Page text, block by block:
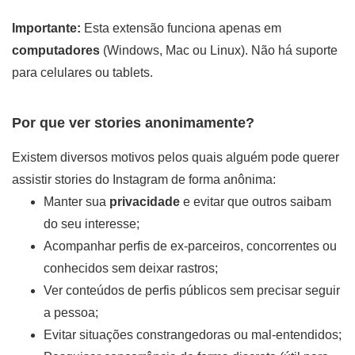
Importante: Esta extensão funciona apenas em
computadores (Windows, Mac ou Linux). Não há suporte
para celulares ou tablets.
Por que ver stories anonimamente?
Existem diversos motivos pelos quais alguém pode querer
assistir stories do Instagram de forma anônima:
Manter sua privacidade e evitar que outros saibam
do seu interesse;
Acompanhar perfis de ex-parceiros, concorrentes ou
conhecidos sem deixar rastros;
Ver conteúdos de perfis públicos sem precisar seguir
a pessoa;
Evitar situações constrangedoras ou mal-entendidos;